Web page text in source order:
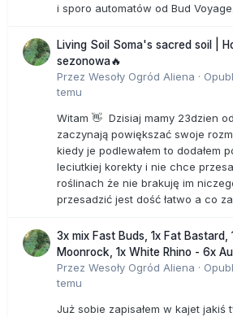
i sporo automatów od Bud
Living Soil Soma's sacred soil |
sezonowa🔥
Przez Wesoły Ogród Aliena ·
temu
Witam 👋 Dzisiaj mamy 23dzien
zaczynają powiększać swoje
kiedy je podlewałem to dodałem
leciutkiej korekty i nie chce
roślinach że nie brakuję im
przesadzić jest dość łatwo a co
3x mix Fast Buds, 1x Fat Bastard,
Moonrock, 1x White Rhino - 6x
Przez Wesoły Ogród Aliena ·
temu
Już sobie zapisałem w kajet jakiś